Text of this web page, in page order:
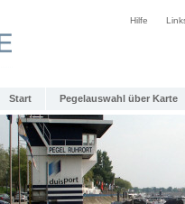
Hilfe
Start Pegelauswahl über Karte